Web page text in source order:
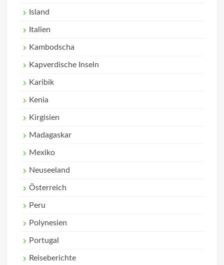
Island
Italien
Kambodscha
Kapverdische Inseln
Karibik
Kenia
Kirgisien
Madagaskar
Mexiko
Neuseeland
Österreich
Peru
Polynesien
Portugal
Reiseberichte